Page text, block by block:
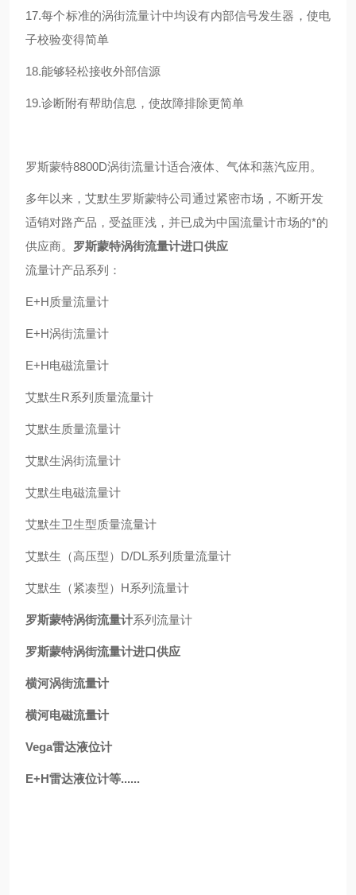
17.每个标准的涡街流量计中均设有内部信号发生器，使电
子校验变得简单
18.能够轻松接收外部信源
19.诊断附有帮助信息，使故障排除更简单
罗斯蒙特8800D涡街流量计适合液体、气体和蒸汽应用。
多年以来，艾默生罗斯蒙特公司通过紧密市场，不断开发
适销对路产品，受益匪浅，并已成为中国流量计市场的*的
供应商。 罗斯蒙特涡街流量计进口供应
流量计产品系列：
E+H质量流量计
E+H涡街流量计
E+H电磁流量计
艾默生R系列质量流量计
艾默生质量流量计
艾默生涡街流量计
艾默生电磁流量计
艾默生卫生型质量流量计
艾默生（高压型）D/DL系列质量流量计
艾默生（紧凑型）H系列流量计
罗斯蒙特涡街流量计系列流量计
罗斯蒙特涡街流量计进口供应
横河涡街流量计
横河电磁流量计
Vega雷达液位计
E+H雷达液位计等......